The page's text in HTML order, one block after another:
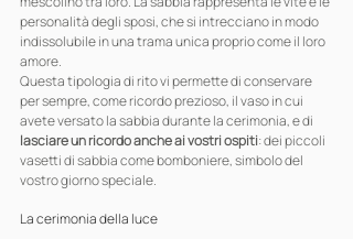
personalità degli sposi, che si intrecciano in modo
indissolubile in una trama unica proprio come il loro
amore.
Questa tipologia di rito vi permette di conservare
per sempre, come ricordo prezioso, il vaso in cui
avete versato la sabbia durante la cerimonia, e di
lasciare un ricordo anche ai vostri ospiti: dei piccoli
vasetti di sabbia come bomboniere, simbolo del
vostro giorno speciale.
La cerimonia della luce